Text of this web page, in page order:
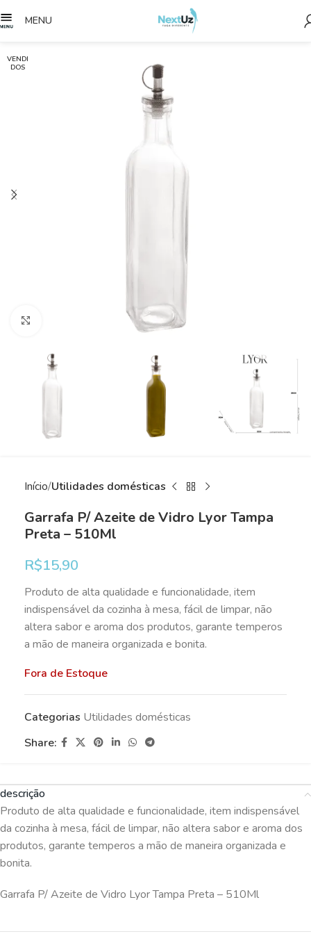
MENU
VENDI
DOS
Início Utilidades domésticas
Garrafa P/ Azeite de Vidro Lyor Tampa
Preta – 510Ml
R$15,90
Produto de alta qualidade e funcionalidade, item
indispensável da cozinha à mesa, fácil de limpar, não
altera sabor e aroma dos produtos, garante temperos
a mão de maneira organizada e bonita.
Fora de Estoque
Categorias Utilidades domésticas
Share:
descrição
Produto de alta qualidade e funcionalidade, item indispensável
da cozinha à mesa, fácil de limpar, não altera sabor e aroma dos
produtos, garante temperos a mão de maneira organizada e
bonita.
Garrafa P/ Azeite de Vidro Lyor Tampa Preta – 510Ml